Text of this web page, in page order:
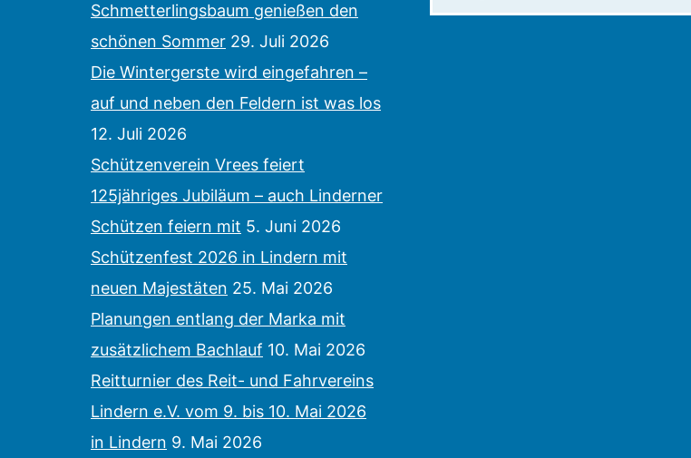
Schmetterlingsbaum genießen den
schönen Sommer 29. Juli 2026
Die Wintergerste wird eingefahren –
auf und neben den Feldern ist was los
12. Juli 2026
Schützenverein Vrees feiert
125jähriges Jubiläum – auch Linderner
Schützen feiern mit 5. Juni 2026
Schützenfest 2026 in Lindern mit
neuen Majestäten 25. Mai 2026
Planungen entlang der Marka mit
zusätzlichem Bachlauf 10. Mai 2026
Reitturnier des Reit- und Fahrvereins
Lindern e.V. vom 9. bis 10. Mai 2026
in Lindern 9. Mai 2026